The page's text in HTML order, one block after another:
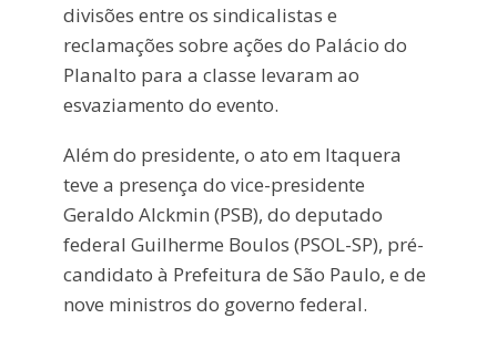
divisões entre os sindicalistas e
reclamações sobre ações do Palácio do
Planalto para a classe levaram ao
esvaziamento do evento.
Além do presidente, o ato em Itaquera
teve a presença do vice-presidente
Geraldo Alckmin (PSB), do deputado
federal Guilherme Boulos (PSOL-SP), pré-
candidato à Prefeitura de São Paulo, e de
nove ministros do governo federal.